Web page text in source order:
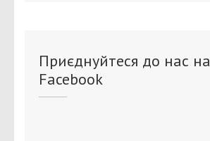
Приєднуйтеся до нас на
Facebook